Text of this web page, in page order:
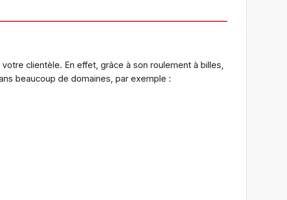
clientèle. En effet, grâce à son roulement à billes,
beaucoup de domaines, par exemple :